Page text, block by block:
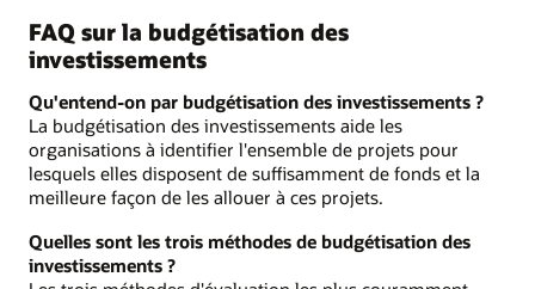
FAQ sur la budgétisation des
investissements
Qu'entend-on par budgétisation des investissements ?
La budgétisation des investissements aide les
organisations à identifier l'ensemble de projets pour
lesquels elles disposent de suffisamment de fonds et la
meilleure façon de les allouer à ces projets.
Quelles sont les trois méthodes de budgétisation des
investissements ?